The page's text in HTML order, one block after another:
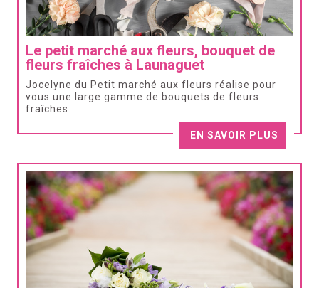
Le petit marché aux fleurs, bouquet de
fleurs fraîches à Launaguet
Jocelyne du Petit marché aux fleurs réalise pour
vous une large gamme de bouquets de fleurs
fraîches
EN SAVOIR PLUS